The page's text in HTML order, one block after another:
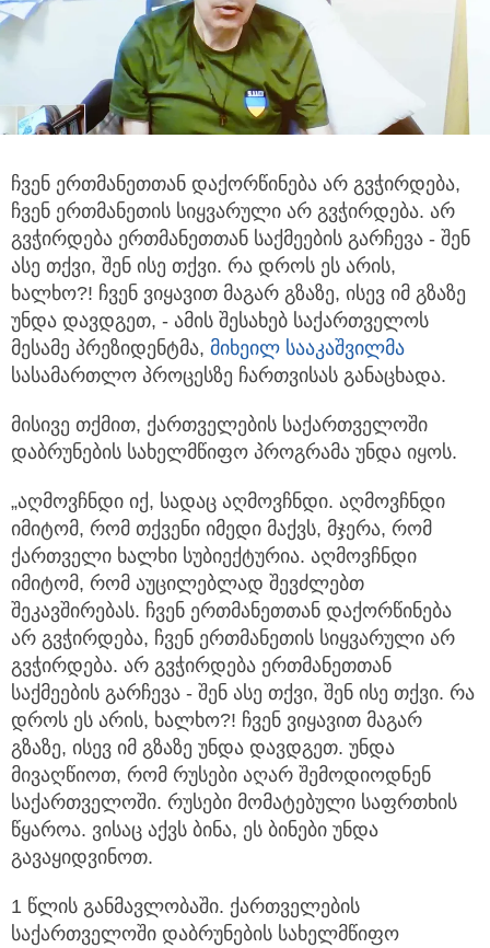
ჩვენ ერთმანეთთან დაქორწინება არ გვჭირდება,
ჩვენ ერთმანეთის სიყვარული არ გვჭირდება. არ
გვჭირდება ერთმანეთთან საქმეების გარჩევა - შენ
ასე თქვი, შენ ისე თქვი. რა დროს ეს არის,
ხალხო?! ჩვენ ვიყავით მაგარ გზაზე, ისევ იმ გზაზე
უნდა დავდგეთ, - ამის შესახებ საქართველოს
მესამე პრეზიდენტმა, მიხეილ სააკაშვილმა
სასამართლო პროცესზე ჩართვისას განაცხადა.
მისივე თქმით, ქართველების საქართველოში
დაბრუნების სახელმწიფო პროგრამა უნდა იყოს.
„აღმოვჩნდი იქ, სადაც აღმოვჩნდი. აღმოვჩნდი
იმიტომ, რომ თქვენი იმედი მაქვს, მჯერა, რომ
ქართველი ხალხი სუბიექტურია. აღმოვჩნდი
იმიტომ, რომ აუცილებლად შევძლებთ
შეკავშირებას. ჩვენ ერთმანეთთან დაქორწინება
არ გვჭირდება, ჩვენ ერთმანეთის სიყვარული არ
გვჭირდება. არ გვჭირდება ერთმანეთთან
საქმეების გარჩევა - შენ ასე თქვი, შენ ისე თქვი. რა
დროს ეს არის, ხალხო?! ჩვენ ვიყავით მაგარ
გზაზე, ისევ იმ გზაზე უნდა დავდგეთ. უნდა
მივაღწიოთ, რომ რუსები აღარ შემოდიოდნენ
საქართველოში. რუსები მომატებული საფრთხის
წყაროა. ვისაც აქვს ბინა, ეს ბინები უნდა
გავაყიდვინოთ.
1 წლის განმავლობაში. ქართველების
საქართველოში დაბრუნების სახელმწიფო